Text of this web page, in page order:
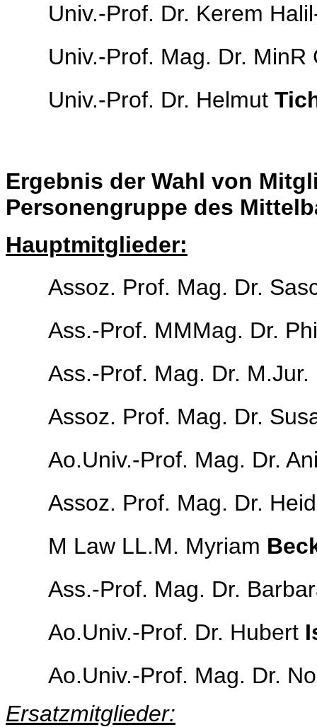
Univ.-Prof. Dr. Kerem
Univ.-Prof. Mag. Dr.
Univ.-Prof. Dr. Helmut
Ergebnis der Wahl von
Personengruppe des
Hauptmitglieder:
Assoz. Prof. Mag. Dr.
Ass.-Prof. MMMag. Dr.
Ass.-Prof. Mag. Dr.
Assoz. Prof. Mag. Dr.
Ao.Univ.-Prof. Mag. Dr.
Assoz. Prof. Mag. Dr.
M Law LL.M. Myriam
Ass.-Prof. Mag. Dr.
Ao.Univ.-Prof. Dr. Hubert
Ao.Univ.-Prof. Mag. Dr.
Ersatzmitglieder: